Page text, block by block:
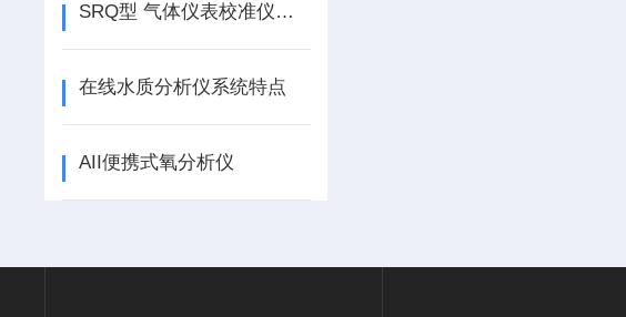
SRQ型 气体仪表校准仪的概述
在线水质分析仪系统特点
AII便携式氧分析仪